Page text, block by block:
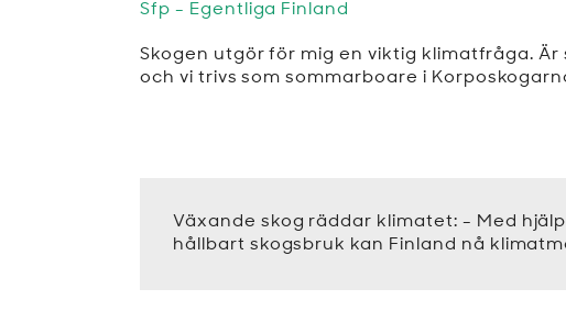
Sfp - Egentliga Finland
Skogen utgör för mig en viktig klimatfråga. Är
och vi trivs som sommarboare i
Växande skog räddar klimatet: - Med
hållbart skogsbruk kan Finland nå